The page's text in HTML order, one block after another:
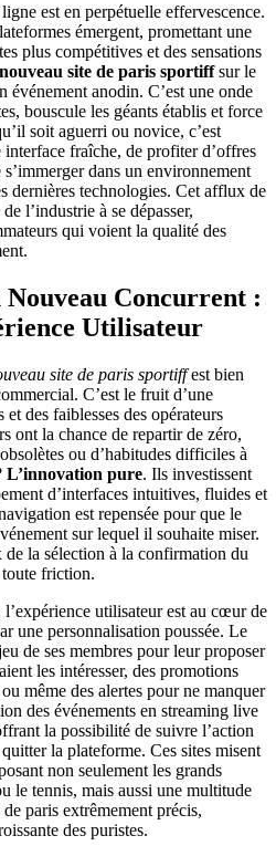
est en perpétuelle effervescence.
émergent, promettant une
plus compétitives et des sensations
nouveau site de paris sportiffsur le
événement anodin. C’est une onde
bouscule les géants établis et force
soit aguerri ou novice, c’est
fraîche, de profiter d’offres
dans un environnement
dernières technologies. Cet afflux de
l’industrie à se dépasser,
qui voient la qualité des
Nouveau Concurrent :
Utilisateur
site de paris sportiffest bien
C’est le fruit d’une
des faiblesses des opérateurs
ont la chance de repartir de zéro,
ou d’habitudes difficiles à
L’innovation pure. Ils investissent
d’interfaces intuitives, fluides et
est repensée pour que le
sur lequel il souhaite miser.
la sélection à la confirmation du
friction.
utilisateur est au cœur de
une personnalisation poussée. Le
de ses membres pour leur proposer
les intéresser, des promotions
même des alertes pour ne manquer
des événements en streaming live
la possibilité de suivre l’action
la plateforme. Ces sites misent
non seulement les grands
le tennis, mais aussi une multitude
paris extrêmement précis,
des puristes.